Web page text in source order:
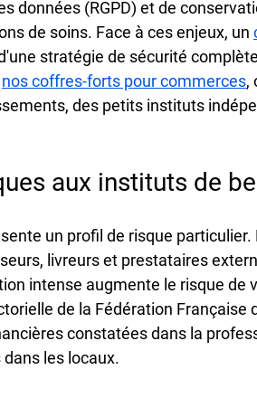
données (RGPD) et de
de soins. Face à ces enjeux, un
stratégie de sécurité
nos coffres-forts pour commerces,
des petits instituts
aux instituts de
un profil de risque
livreurs et prestataires
intense augmente le risque de
de la Fédération Française
constatées dans la
les locaux.